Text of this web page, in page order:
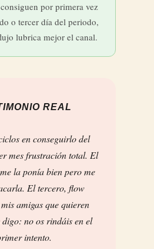
por primera vez
o tercer día del periodo,
lubrica mejor el canal.
REAL
en conseguirlo del
mes frustración total. El
la ponía bien pero me
El tercero, flow
amigas que quieren
digo: no os rindáis en el
intento.